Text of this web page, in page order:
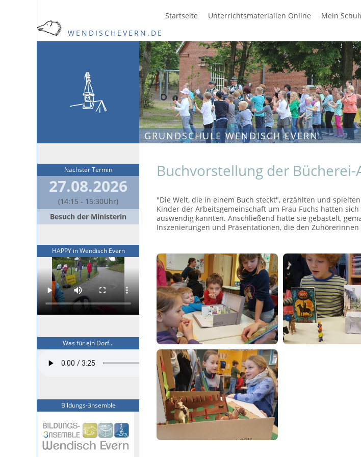
Mein
Unterrichtsmaterialien Online
Startseite
WENDISCHEVERN.DE
GRUNDSCHULE WENDISCH EVERN
Nächster Termin
27.08.2026
(14:15 - 15:30Uhr)
Besuch der Ministerin
HAPPY in Wendisch Evern
Was für ein Dorf...
Bildungs-3nsemble
Buchvorstellung der Bücherei-
"Die Welt, die in einem Buch steckt", erzählten und
Kinder der Arbeitsgemeinschaft um Frau Fuchs hatten
auswendig kannten. Anschließend hatte sie gebastelt,
Inszenierungen und Präsentationen, die den